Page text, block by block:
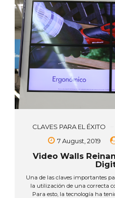
CLAVES PARA EL ÉXITO
7 August, 2019
Video Walls
Una de las claves importantes
la utilización de una correcta
Para esto, la tecnología ha